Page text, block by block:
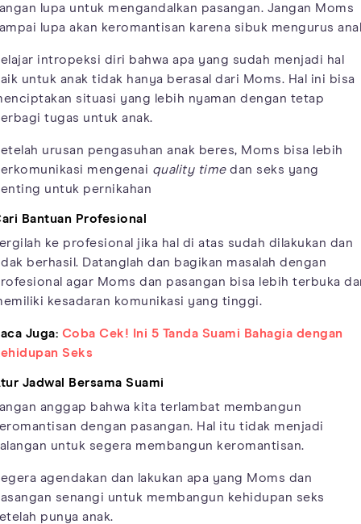
lupa untuk mengandalkan pasangan. Jangan Moms
lupa akan keromantisan karena sibuk mengurus
intropeksi diri bahwa apa yang sudah menjadi hal
untuk anak tidak hanya berasal dari Moms. Hal ini bisa
situasi yang lebih nyaman dengan tetap
tugas untuk anak.
urusan pengasuhan anak beres, Moms bisa lebih
mengenai quality timedan seks yang
untuk pernikahan
Bantuan Profesional
ke profesional jika hal di atas sudah dilakukan dan
berhasil. Datanglah dan bagikan masalah dengan
agar Moms dan pasangan bisa lebih terbuka
kesadaran komunikasi yang tinggi.
Juga: Coba Cek! Ini 5 Tanda Suami Bahagia dengan
Seks
Jadwal Bersama Suami
anggap bahwa kita terlambat membangun
dengan pasangan. Hal itu tidak menjadi
untuk segera membangun keromantisan.
agendakan dan lakukan apa yang Moms dan
senangi untuk membangun kehidupan seks
punya anak.